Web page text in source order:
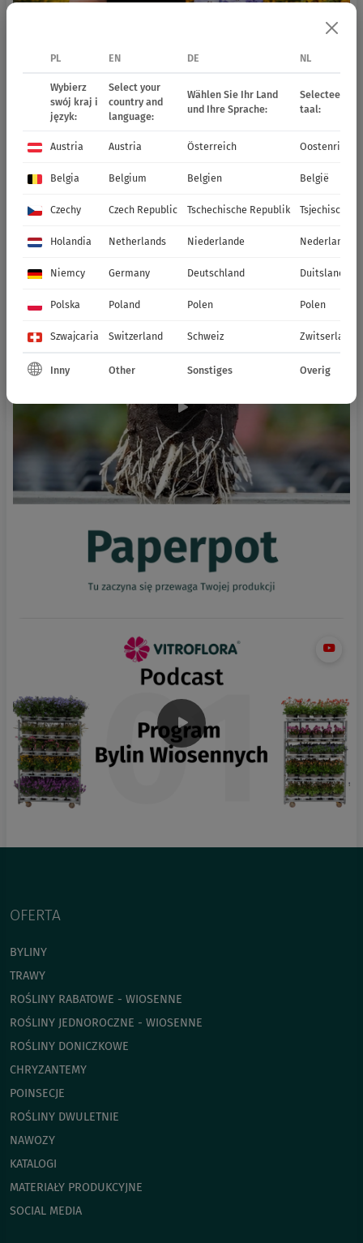
OFERTA
BYLINY
TRAWY
ROŚLINY RABATOWE - WIOSENNE
ROŚLINY JEDNOROCZNE - WIOSENNE
ROŚLINY DONICZKOWE
CHRYZANTEMY
POINSECJE
ROŚLINY DWULETNIE
NAWOZY
KATALOGI
MATERIAŁY PRODUKCYJNE
SOCIAL MEDIA
PL EN DE NL
Wybierz
swój kraj i
język:
Select your
country and
language:
Wählen Sie Ihr Land
und Ihre Sprache:
Selecteer uw
taal:
Austria Austria Österreich Oostenrijk
Belgia Belgium Belgien België
Czechy Czech Republic Tschechische Republik Tsjechische
Holandia Netherlands Niederlande Nederland
Niemcy Germany Deutschland Duitsland
Polska Poland Polen Polen
Szwajcaria Switzerland Schweiz Zwitserland
Inny Other Sonstiges Overig